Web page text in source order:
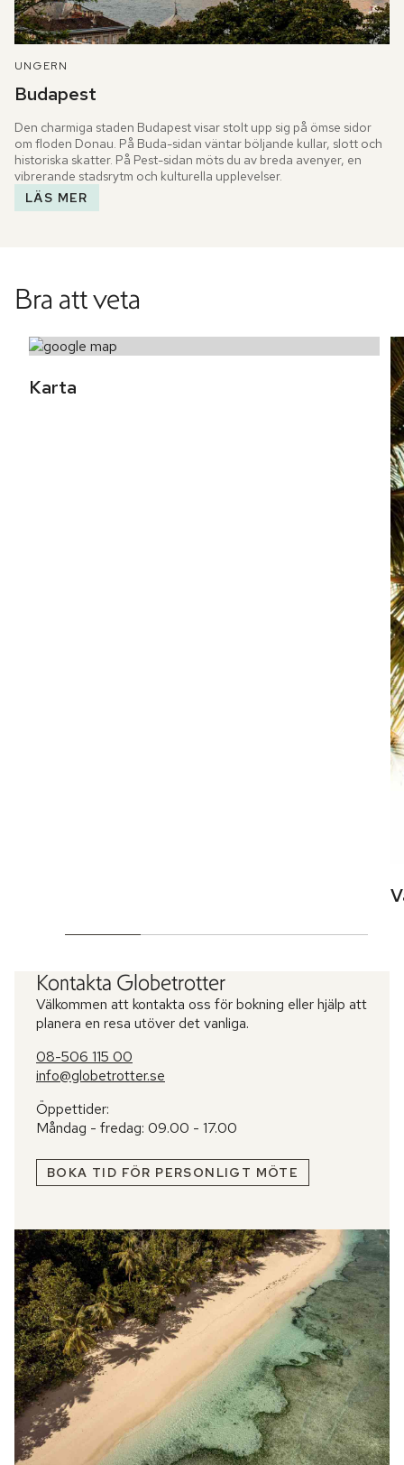
UNGERN
Budapest
Den charmiga staden Budapest visar stolt upp sig på ömse sidor
om floden Donau. På Buda-sidan väntar böljande kullar, slott och
historiska skatter. På Pest-sidan möts du av breda avenyer, en
vibrerande stadsrytm och kulturella upplevelser.
LÄS MER
Bra att veta
Kontakta Globetrotter
Välkommen att kontakta oss för bokning eller hjälp att
planera en resa utöver det vanliga.
08-506 115 00
info@globetrotter.se
Öppettider:
Måndag - fredag: 09.00 - 17.00
BOKA TID FÖR PERSONLIGT MÖTE